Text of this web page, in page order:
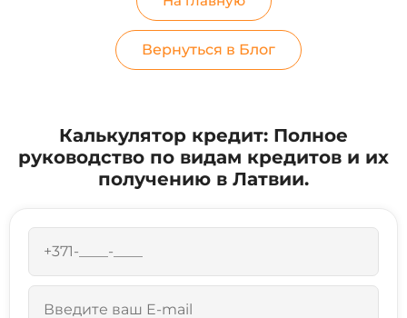
Вернуться в Блог
Калькулятор кредит: Полное
руководство по видам кредитов и их
получению в Латвии.